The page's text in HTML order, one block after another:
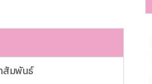
สัมพันธ์